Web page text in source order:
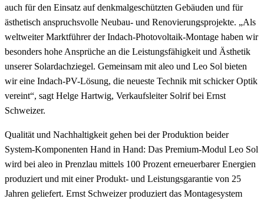
auch für den Einsatz auf denkmalgeschützten Gebäuden und für
ästhetisch anspruchsvolle Neubau- und Renovierungsprojekte. „Als
weltweiter Marktführer der Indach-Photovoltaik-Montage haben wir
besonders hohe Ansprüche an die Leistungsfähigkeit und Ästhetik
unserer Solardachziegel. Gemeinsam mit aleo und Leo Sol bieten
wir eine Indach-PV-Lösung, die neueste Technik mit schicker Optik
vereint“, sagt Helge Hartwig, Verkaufsleiter Solrif bei Ernst
Schweizer.
Qualität und Nachhaltigkeit gehen bei der Produktion beider
System-Komponenten Hand in Hand: Das Premium-Modul Leo Sol
wird bei aleo in Prenzlau mittels 100 Prozent erneuerbarer Energien
produziert und mit einer Produkt- und Leistungsgarantie von 25
Jahren geliefert. Ernst Schweizer produziert das Montagesystem